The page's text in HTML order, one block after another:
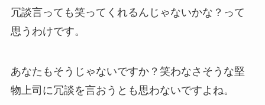
冗談言っても笑ってくれるんじゃないかな？って
思うわけです。
あなたもそうじゃないですか？笑わなさそうな堅
物上司に冗談を言おうとも思わないですよね。